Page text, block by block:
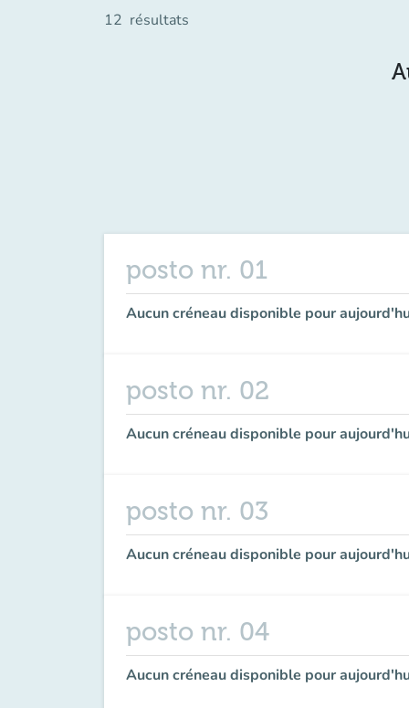
12 résultats
posto nr. 01
Aucun créneau disponible pour
posto nr. 02
Aucun créneau disponible pour
posto nr. 03
Aucun créneau disponible pour
posto nr. 04
Aucun créneau disponible pour